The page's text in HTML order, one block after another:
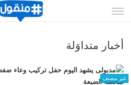
الى
أخبار متداوَلة
غير مصنف